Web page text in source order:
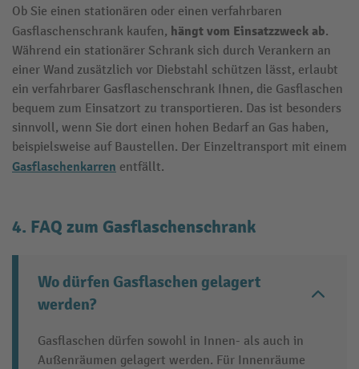
Ob Sie einen stationären oder einen verfahrbaren
Gasflaschenschrank kaufen, hängt vom Einsatzzweck ab.
Während ein stationärer Schrank sich durch Verankern an
einer Wand zusätzlich vor Diebstahl schützen lässt, erlaubt
ein verfahrbarer Gasflaschenschrank Ihnen, die Gasflaschen
bequem zum Einsatzort zu transportieren. Das ist besonders
sinnvoll, wenn Sie dort einen hohen Bedarf an Gas haben,
beispielsweise auf Baustellen. Der Einzeltransport mit einem
Gasflaschenkarren entfällt.
4. FAQ zum Gasflaschenschrank
Wo dürfen Gasflaschen gelagert
werden?
Gasflaschen dürfen sowohl in Innen- als auch in
Außenräumen gelagert werden. Für Innenräume